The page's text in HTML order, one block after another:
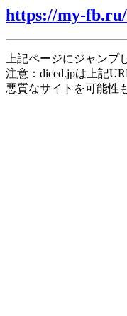
https://my-
上記ページにジャン
注意：diced.jpは上記
悪質なサイトを可能性